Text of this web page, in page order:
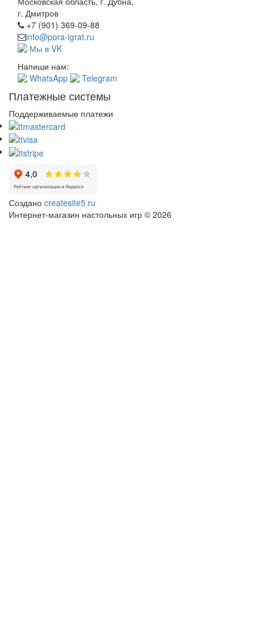
г. Дмитров
+7 (901) 369-09-88
info@pora-igrat.ru
Мы в VK
Напиши нам:
WhatsApp
Telegram
Платежные системы
Поддерживаемые платежи
Создано createsite5.ru
Интернет-магазин настольных игр © 2026